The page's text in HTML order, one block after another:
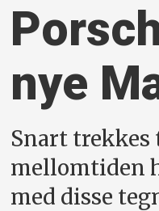
nye
Snart trekkes
mellomtiden
med disse